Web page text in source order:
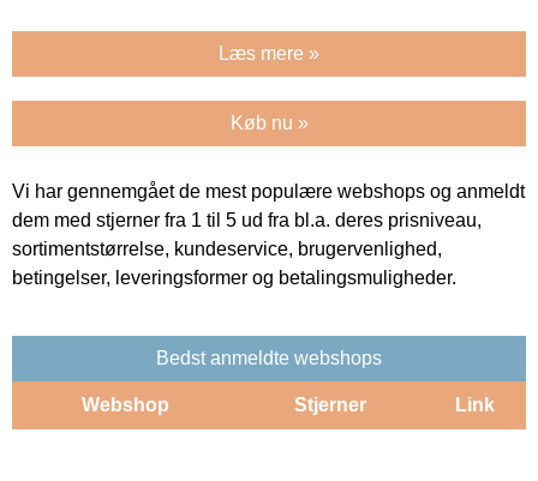
Læs mere »
Køb nu »
Vi har gennemgået de mest populære webshops og anmeldt
dem med stjerner fra 1 til 5 ud fra bl.a. deres prisniveau,
sortimentstørrelse, kundeservice, brugervenlighed,
betingelser, leveringsformer og betalingsmuligheder.
Bedst anmeldte webshops
Webshop Stjerner Link